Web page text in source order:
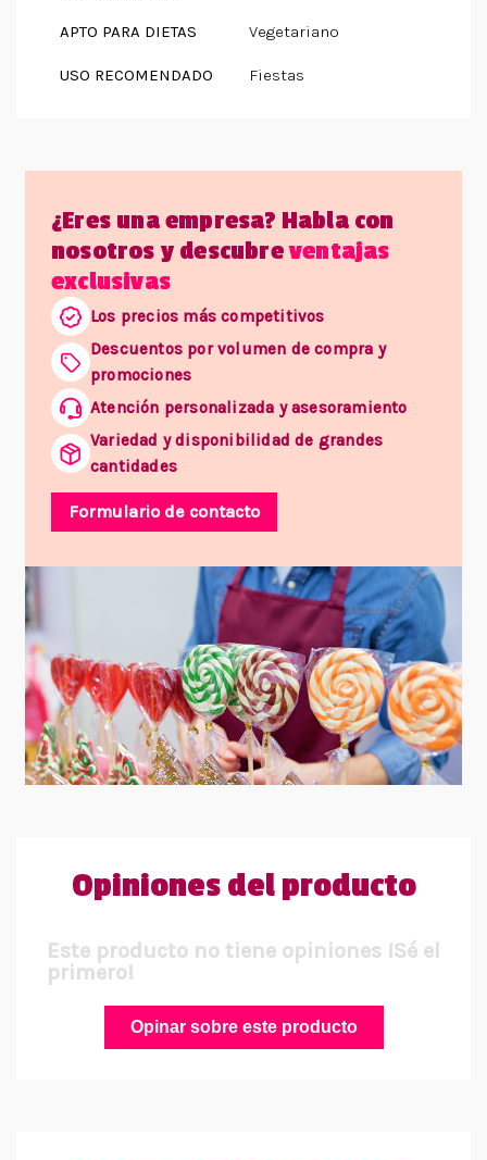
APTO PARA DIETAS Vegetariano
USO RECOMENDADO Fiestas
¿Eres una empresa? Habla con
nosotros y descubreventajas
exclusivas
Los precios más competitivos
Descuentos por volumen de compra y
promociones
Atención personalizada y asesoramiento
Variedad y disponibilidad de grandes
cantidades
Formulario de contacto
Opiniones del producto
Este producto no tiene opiniones ¡Sé el
primero!
Opinar sobre este producto